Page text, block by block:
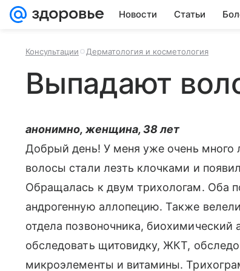
Новости Статьи
Консультации Дерматология и косметология
Выпадают
анонимно, женщина, 38 лет
Добрый день! У меня уже очень много
волосы стали лезть клочками и
Обращалась к двум трихологам. Оба
андрогенную аллопецию. Также
отдела позвоночника, биохимический
обследовать щитовидку, ЖКТ,
микроэлементы и витамины.